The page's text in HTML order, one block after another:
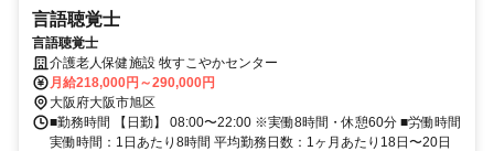
言語聴覚士
言語聴覚士
介護老人保健施設 牧すこやかセンター
月給218,000円～290,000円
大阪府大阪市旭区
■勤務時間 【日勤】 08:00〜22:00 ※実働8時間・休憩60分 ■労働時間
実働時間：1日あたり8時間 平均勤務日数：1ヶ月あたり18日〜20日